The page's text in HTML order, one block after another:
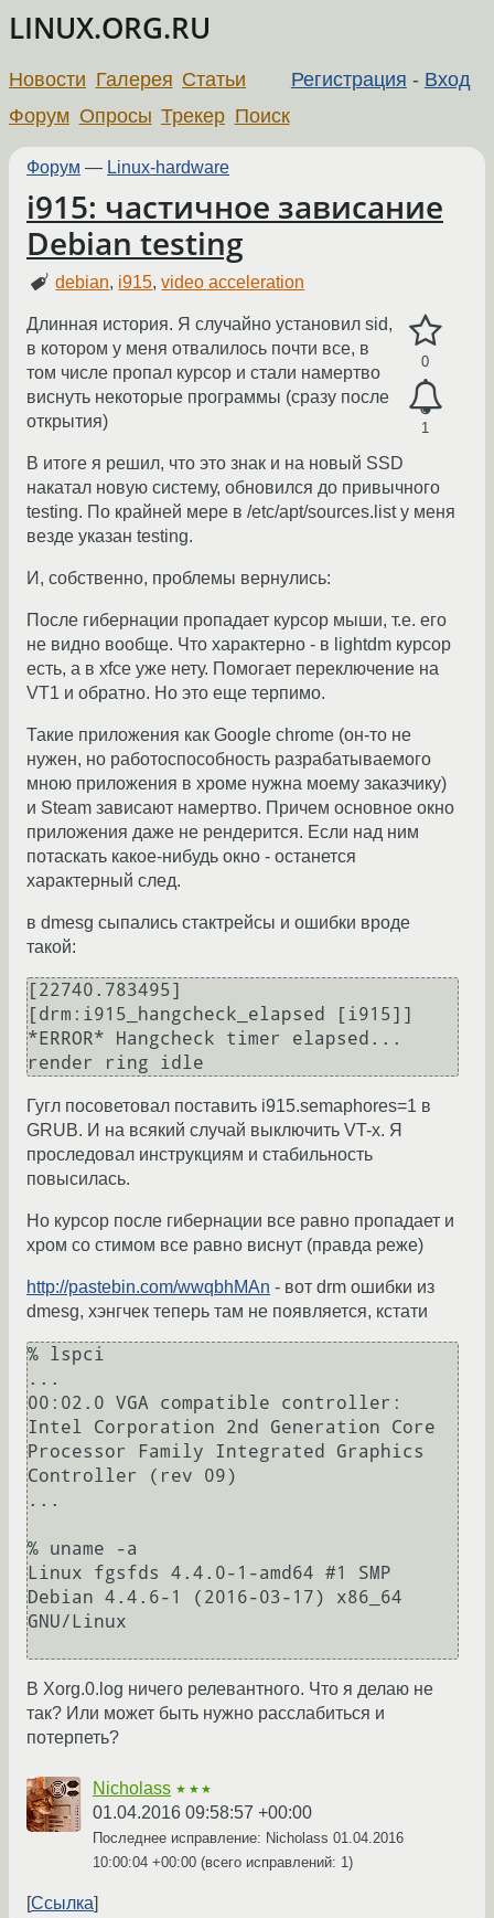
LINUX.ORG.RU
Регистрация - Вход
Новости Галерея Статьи
Форум Опросы Трекер Поиск
Форум — Linux-hardware
i915: частичное зависание
Debian testing
debian, i915,video acceleration
0
1
Длинная история. Я случайно установил sid,
в котором у меня отвалилось почти все, в
том числе пропал курсор и стали намертво
виснуть некоторые программы (сразу после
открытия)
В итоге я решил, что это знак и на новый SSD
накатал новую систему, обновился до привычного
testing. По крайней мере в /etc/apt/sources.list у меня
везде указан testing.
И, собственно, проблемы вернулись:
После гибернации пропадает курсор мыши, т.е. его
не видно вообще. Что характерно - в lightdm курсор
есть, а в xfce уже нету. Помогает переключение на
VT1 и обратно. Но это еще терпимо.
Такие приложения как Google chrome (он-то не
нужен, но работоспособность разрабатываемого
мною приложения в хроме нужна моему заказчику)
и Steam зависают намертво. Причем основное окно
приложения даже не рендерится. Если над ним
потаскать какое-нибудь окно - останется
характерный след.
в dmesg сыпались стактрейсы и ошибки вроде
такой:
[22740.783495]
[drm:i915_hangcheck_elapsed [i915]]
*ERROR* Hangcheck timer elapsed...
Гугл посоветовал поставить i915.semaphores=1 в
GRUB. И на всякий случай выключить VT-x. Я
проследовал инструкциям и стабильность
повысилась.
Но курсор после гибернации все равно пропадает и
хром со стимом все равно виснут (правда реже)
http://pastebin.com/wwqbhMAn - вот drm ошибки из
dmesg, хэнгчек теперь там не появляется, кстати
% lspci
...
00:02.0 VGA compatible controller:
Intel Corporation 2nd Generation Core
Processor Family Integrated Graphics
Controller (rev 09)
...
% uname -a
Linux fgsfds 4.4.0-1-amd64 #1 SMP
Debian 4.4.6-1 (2016-03-17) x86_64
GNU/Linux
В Xorg.0.log ничего релевантного. Что я делаю не
так? Или может быть нужно расслабиться и
потерпеть?
Nicholass ★★★
01.04.2016 09:58:57 +00:00
Последнее исправление: Nicholass 01.04.2016
10:00:04 +00:00 (всего исправлений: 1)
Ссылка